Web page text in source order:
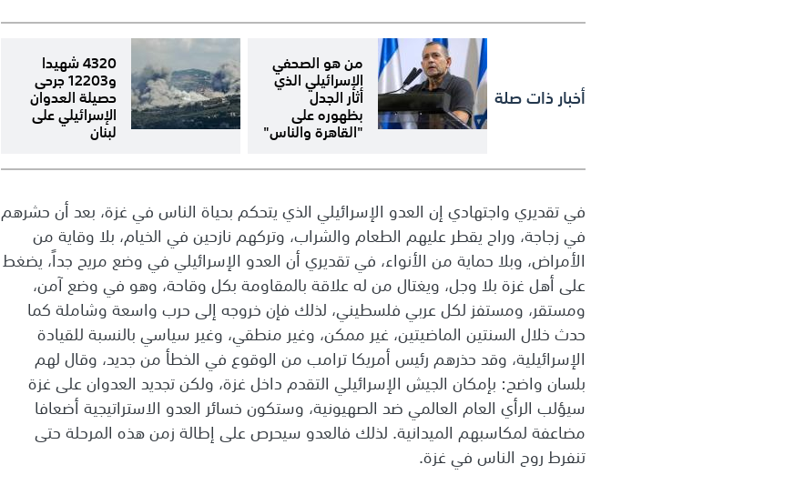
أخبار ذات صلة
من هو الصحفي
الإسرائيلي الذي
أثار الجدل
بظهوره على
"القاهرة والناس"
4320 شهيدا
و12203 جرحى
حصيلة العدوان
الإسرائيلي على
لبنان
في تقديري واجتهادي إن العدو الإسرائيلي الذي يتحكم بحياة الناس في غزة، بعد أن حشرهم
في زجاجة، وراح يقطر عليهم الطعام والشراب، وتركهم نازحين في الخيام، بلا وقاية من
الأمراض، وبلا حماية من الأنواء، في تقديري أن العدو الإسرائيلي في وضع مريح جداً، يضغط
على أهل غزة بلا وجل، ويغتال من له علاقة بالمقاومة بكل وقاحة، وهو في وضع آمن،
ومستقر، ومستفز لكل عربي فلسطيني، لذلك فإن خروجه إلى حرب واسعة وشاملة كما
حدث خلال السنتين الماضيتين، غير ممكن، وغير منطقي، وغير سياسي بالنسبة للقيادة
الإسرائيلية، وقد حذرهم رئيس أمريكا ترامب من الوقوع في الخطأ من جديد، وقال لهم
بلسان واضح: بإمكان الجيش الإسرائيلي التقدم داخل غزة، ولكن تجديد العدوان على غزة
سيؤلب الرأي العام العالمي ضد الصهيونية، وستكون خسائر العدو الاستراتيجية أضعافا
مضاعفة لمكاسبهم الميدانية. لذلك فالعدو سيحرص على إطالة زمن هذه المرحلة حتى
تنفرط روح الناس في غزة.